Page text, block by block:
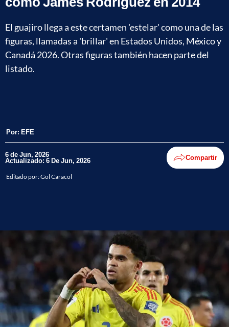
El guajiro llega a este certamen 'estelar' como una de las
figuras, llamadas a 'brillar' en Estados Unidos, México y
Canadá 2026. Otras figuras también hacen parte del
listado.
Por: EFE
6 de Jun, 2026
Actualizado: 6 De Jun, 2026 Compartir
Editado por:Gol Caracol